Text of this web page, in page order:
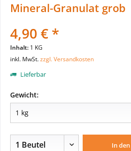
Mineral-Granulat grob
4,90 € *
Inhalt: 1 KG
inkl. MwSt.zzgl. Versandkosten
Lieferbar
Gewicht:
In den